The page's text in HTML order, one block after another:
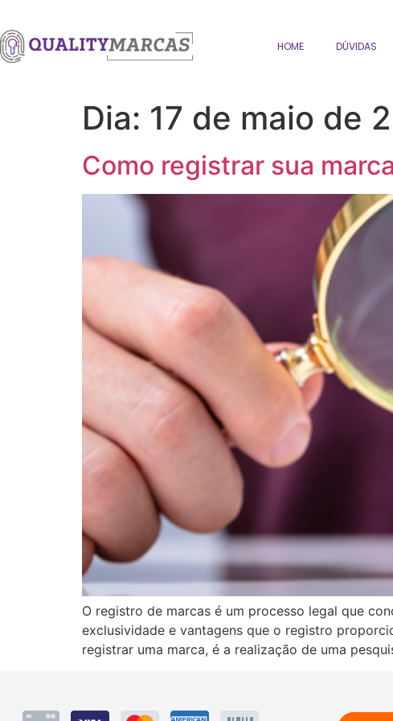
HOME DÚVIDAS
Dia: 17 de maio de
Como registrar sua
O registro de marcas é um processo legal que
exclusividade e vantagens que o registro
registrar uma marca, é a realização de uma